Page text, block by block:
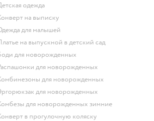
Детская одежда
Конверт на выписку
Одежда для малышей
Платье на выпускной в детский сад
Боди для новорожденных
Распашонки для новорожденных
Комбинезоны для новорожденных
Эргорюкзак для новорожденных
Комбезы для новорожденных зимние
Конверт в прогулочную коляску